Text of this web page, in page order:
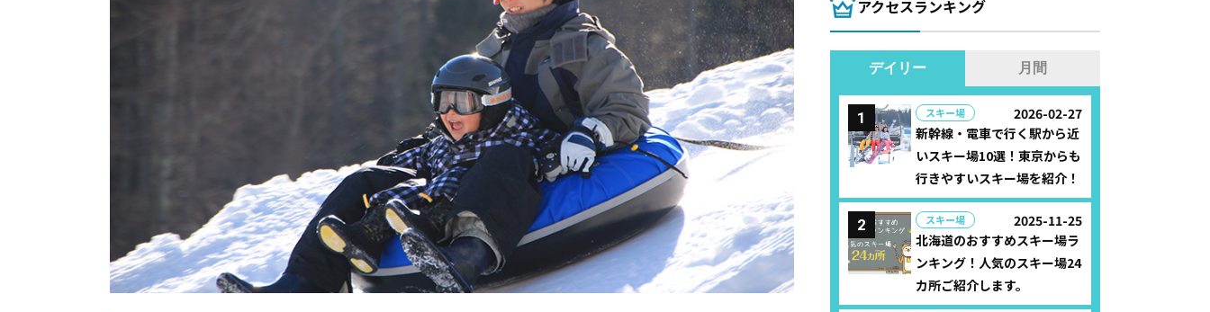
アクセスランキング
デイリー 月間
スキー場
2026-02-27
新幹線・電車で行く駅から近
いスキー場10選！東京からも
行きやすいスキー場を紹介！
スキー場
2025-11-25
北海道のおすすめスキー場ラ
ンキング！人気のスキー場24
カ所ご紹介します。